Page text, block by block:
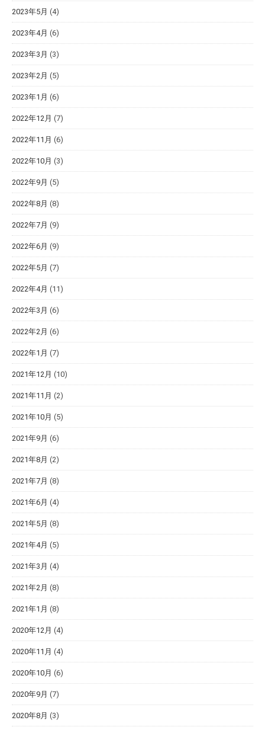
2023年5月 (4)
2023年4月 (6)
2023年3月 (3)
2023年2月 (5)
2023年1月 (6)
2022年12月 (7)
2022年11月 (6)
2022年10月 (3)
2022年9月 (5)
2022年8月 (8)
2022年7月 (9)
2022年6月 (9)
2022年5月 (7)
2022年4月 (11)
2022年3月 (6)
2022年2月 (6)
2022年1月 (7)
2021年12月 (10)
2021年11月 (2)
2021年10月 (5)
2021年9月 (6)
2021年8月 (2)
2021年7月 (8)
2021年6月 (4)
2021年5月 (8)
2021年4月 (5)
2021年3月 (4)
2021年2月 (8)
2021年1月 (8)
2020年12月 (4)
2020年11月 (4)
2020年10月 (6)
2020年9月 (7)
2020年8月 (3)